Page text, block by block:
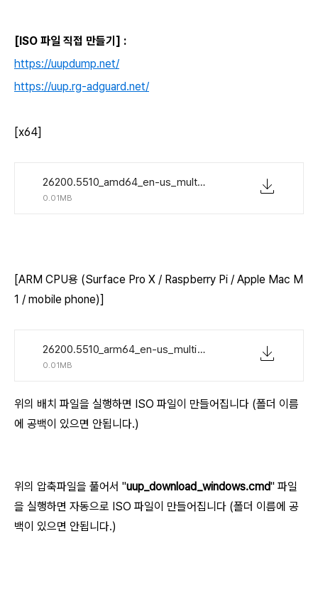
[ISO 파일 직접 만들기] :
https://uupdump.net/
https://uup.rg-adguard.net/
[x64]
26200.5510_amd64_en-us_multi_b8bb9d42_convert_virtual.zip
0.01MB
[ARM CPU용 (Surface Pro X / Raspberry Pi / Apple Mac M
1 / mobile phone)]
26200.5510_arm64_en-us_multi_337db12c_convert_virtual.zip
0.01MB
위의 배치 파일을 실행하면 ISO 파일이 만들어집니다 (폴더 이름
에 공백이 있으면 안됩니다.)
위의 압축파일을 풀어서 "uup_download_windows.cmd" 파일
을 실행하면 자동으로 ISO 파일이 만들어집니다 (폴더 이름에 공
백이 있으면 안됩니다.)